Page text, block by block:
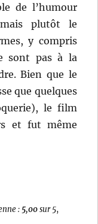
de l’humour
plutôt le
y compris
sont pas à la
Bien que le
que quelques
le film
et fut même
: 5,00sur 5,